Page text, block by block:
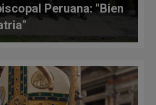
Peruana: "Bien